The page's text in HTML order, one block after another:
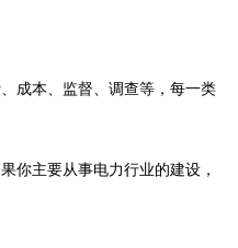
成本、监督、调查等，每一类
你主要从事电力行业的建设，